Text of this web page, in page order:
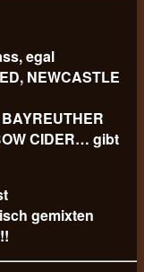
egal
NEWCASTLE
CIDER… gibt
gemixten